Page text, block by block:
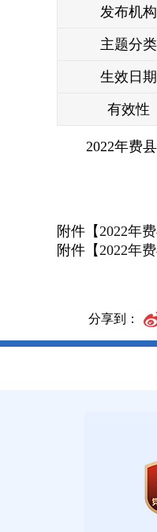
发布机构
主题分类
生效日期
有效性
2022年费
附件【2022年
附件【2022年
分享到：